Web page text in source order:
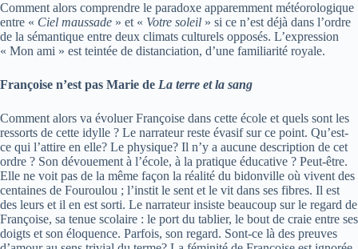
Comment alors comprendre le paradoxe apparemment météorologique
entre « Ciel maussade » et « Votre soleil » si ce n’est déjà dans l’ordre
de la sémantique entre deux climats culturels opposés. L’expression
« Mon ami » est teintée de distanciation, d’une familiarité royale.
Françoise n’est pas Marie de La terre et la sang
Comment alors va évoluer Françoise dans cette école et quels sont les
ressorts de cette idylle ? Le narrateur reste évasif sur ce point. Qu’est-
ce qui l’attire en elle? Le physique? Il n’y a aucune description de cet
ordre ? Son dévouement à l’école, à la pratique éducative ? Peut-être.
Elle ne voit pas de la même façon la réalité du bidonville où vivent des
centaines de Fouroulou ; l’instit le sent et le vit dans ses fibres. Il est
des leurs et il en est sorti. Le narrateur insiste beaucoup sur le regard de
Françoise, sa tenue scolaire : le port du tablier, le bout de craie entre ses
doigts et son éloquence. Parfois, son regard. Sont-ce là des preuves